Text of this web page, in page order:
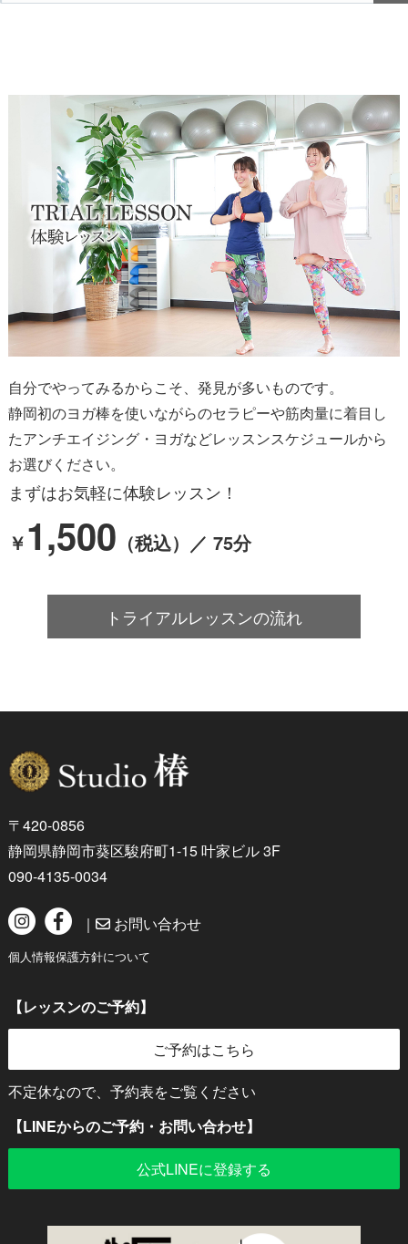
自分でやってみるからこそ、発見が多いものです。
静岡初のヨガ棒を使いながらのセラピーや筋肉量に着目し
たアンチエイジング・ヨガなどレッスンスケジュールから
お選びください。
まずはお気軽に体験レッスン！
￥1,500 （税込）／ 75分
トライアルレッスンの流れ
〒420-0856
静岡県静岡市葵区駿府町1-15 叶家ビル 3F
090-4135-0034
｜ お問い合わせ
個人情報保護方針について
【レッスンのご予約】
ご予約はこちら
不定休なので、予約表をご覧ください
【LINEからのご予約・お問い合わせ】
公式LINEに登録する